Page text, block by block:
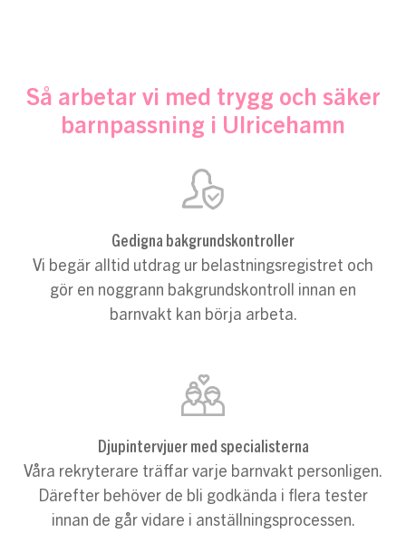
Så arbetar vi med trygg och säker
barnpassning i Ulricehamn
Gedigna bakgrundskontroller
Vi begär alltid utdrag ur belastningsregistret och
gör en noggrann bakgrundskontroll innan en
barnvakt kan börja arbeta.
Djupintervjuer med specialisterna
Våra rekryterare träffar varje barnvakt personligen.
Därefter behöver de bli godkända i flera tester
innan de går vidare i anställningsprocessen.